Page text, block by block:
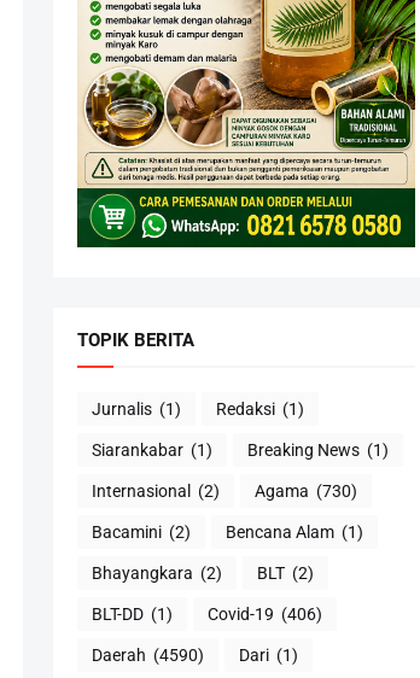
TOPIK BERITA
Jurnalis (1) Redaksi (1)
Siarankabar (1) Breaking News (1)
Internasional (2) Agama (730)
Bacamini (2) Bencana Alam (1)
Bhayangkara (2) BLT (2)
BLT-DD (1) Covid-19 (406)
Daerah (4590) Dari (1)